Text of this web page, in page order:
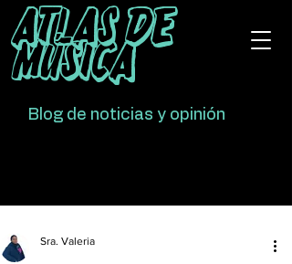
Atlas De
Música
Blog de noticias y opinión
Sra. Valeria